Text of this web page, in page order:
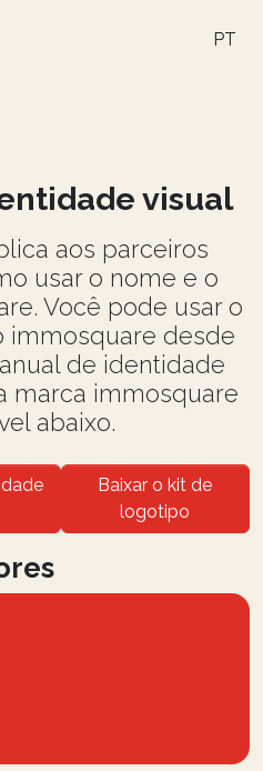
PT
visual
aos parceiros
usar o nome e o
Você pode usar o
immosquare desde
de identidade
marca immosquare
abaixo.
Baixar o kit de
logotipo